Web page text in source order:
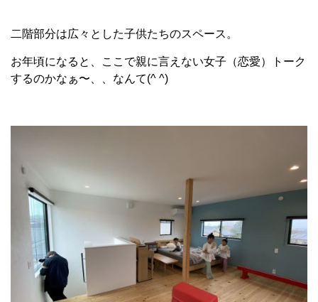
二階部分は広々とした子供たちのスペース。
お年頃になると、ここで親に言えない女子（恋愛）トーク
するのかなぁ〜、、なんて(^ ^)